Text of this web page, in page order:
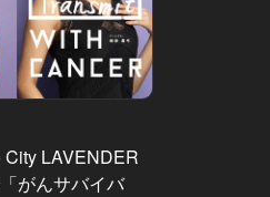
LAVENDER
がんサバイバ